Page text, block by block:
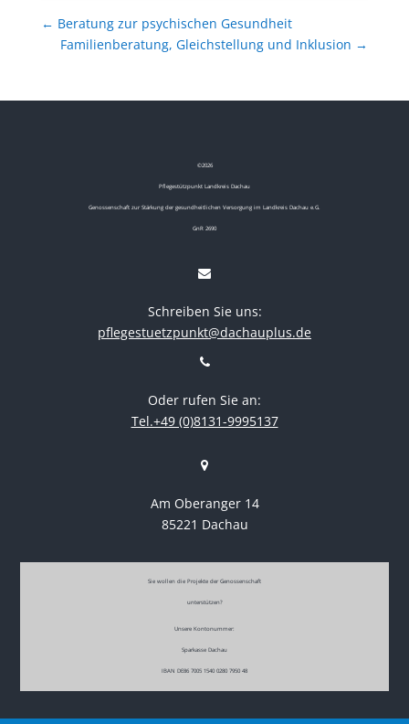
← Beratung zur psychischen Gesundheit
Familienberatung, Gleichstellung und Inklusion →
©2026
Pflegestützpunkt Landkreis Dachau
Genossenschaft zur Stärkung der gesundheitlichen Versorgung im Landkreis Dachau e.G.
GnR 2690
Schreiben Sie uns:
pflegestuetzpunkt@dachauplus.de
Oder rufen Sie an:
Tel.+49 (0)8131-9995137
Am Oberanger 14
85221 Dachau
Sie wollen die Projekte der Genossenschaft
unterstützen?
Unsere Kontonummer:
Sparkasse Dachau
IBAN DE86 7005 1540 0280 7950 48